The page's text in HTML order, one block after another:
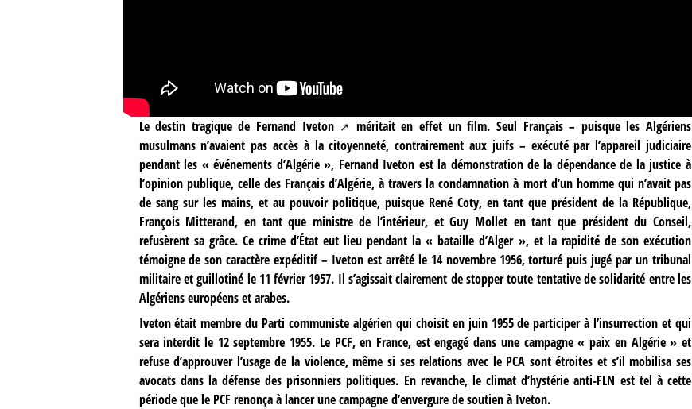
Le destin tragique de Fernand Iveton
méritait en effet un film. Seul Français – puisque les Algériens
musulmans n’avaient pas accès à la citoyenneté, contrairement aux juifs – exécuté par l’appareil judiciaire
pendant les « événements d’Algérie », Fernand Iveton est la démonstration de la dépendance de la justice à
l’opinion publique, celle des Français d’Algérie, à travers la condamnation à mort d’un homme qui n’avait pas
de sang sur les mains, et au pouvoir politique, puisque René Coty, en tant que président de la République,
François Mitterand, en tant que ministre de l’intérieur, et Guy Mollet en tant que président du Conseil,
refusèrent sa grâce. Ce crime d’État eut lieu pendant la « bataille d’Alger », et la rapidité de son exécution
témoigne de son caractère expéditif – Iveton est arrêté le 14 novembre 1956, torturé puis jugé par un tribunal
militaire et guillotiné le 11 février 1957. Il s’agissait clairement de stopper toute tentative de solidarité entre les
Algériens européens et arabes.
Iveton était membre du Parti communiste algérien qui choisit en juin 1955 de participer à l’insurrection et qui
sera interdit le 12 septembre 1955. Le PCF, en France, est engagé dans une campagne « paix en Algérie » et
refuse d’approuver l’usage de la violence, même si ses relations avec le PCA sont étroites et s’il mobilisa ses
avocats dans la défense des prisonniers politiques. En revanche, le climat d’hystérie anti-FLN est tel à cette
période que le PCF renonça à lancer une campagne d’envergure de soutien à Iveton.